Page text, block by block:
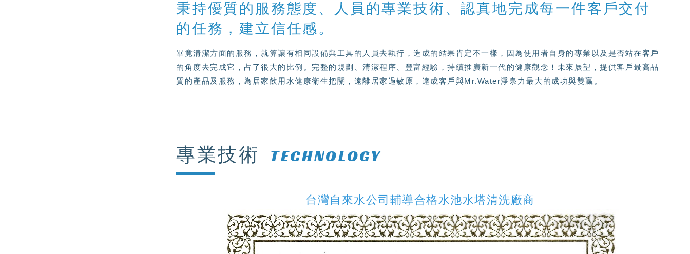
秉持優質的服務態度、人員的專業技術、認真地完成每一件客戶交付
的任務，建立信任感。
畢竟清潔方面的服務，就算讓有相同設備與工具的人員去執行，造成的結果肯定不一樣，因為使用者自身的專業以及是否站在客戶
的角度去完成它，占了很大的比例。完整的規劃、清潔程序、豐富經驗，持續推廣新一代的健康觀念！未來展望，提供客戶最高品
質的產品及服務，為居家飲用水健康衛生把關，遠離居家過敏原，達成客戶與Mr.Water淨泉力最大的成功與雙贏。
專業技術 TECHNOLOGY
台灣自來水公司輔導合格水池水塔清洗廠商